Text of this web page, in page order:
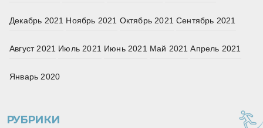
Декабрь 2021 Ноябрь 2021 Октябрь 2021 Сентябрь 2021
Август 2021 Июль 2021 Июнь 2021 Май 2021 Апрель 2021
Январь 2020
РУБРИКИ